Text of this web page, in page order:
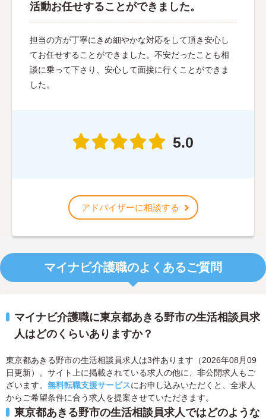
活動お任せすることができました。
担当の方が丁寧にきめ細やかな対応をして頂き安心し
てお任せすることができました。不安だったことも相
談に乗って下さり、安心して面接に行くことができま
した。
5.0
アドバイザーに相談する
マイナビ介護職のよくあるご質問
マイナビ介護職に東京都あきる野市の生活相談員求
人はどのくらいありますか？
東京都あきる野市の生活相談員求人は3件あります（2026年08月09
日更新）。サイト上に掲載されている求人の他に、非公開求人もご
ざいます。 無料転職支援サービスにお申し込みいただくと、全求人
からご希望条件に合う求人を提案させていただきます。
東京都あきる野市の生活相談員求人ではどのような